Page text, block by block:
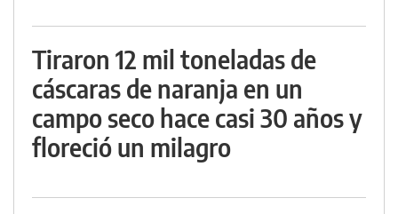
Tiraron 12 mil toneladas de
cáscaras de naranja en un
campo seco hace casi 30 años y
floreció un milagro